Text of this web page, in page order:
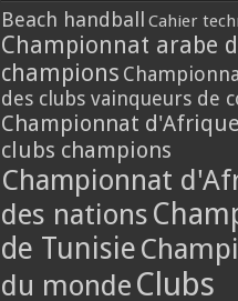
Beach handball Cahier
Championnat arabe
champions
des clubs vainqueurs de
Championnat
clubs champions
Championnat
des nations
de Tunisie
du monde Clubs